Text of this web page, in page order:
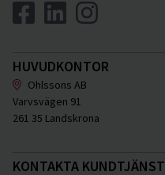
HUVUDKONTOR
Ohlssons AB
Varvsvägen 91
261 35 Landskrona
KONTAKTA KUNDTJÄNST